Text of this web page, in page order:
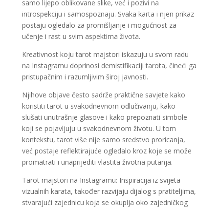
samo lijepo oblikovane slike, već i pozivi na
introspekciju i samospoznaju. Svaka karta i njen prikaz
postaju ogledalo za promišljanje i mogućnost za
učenje i rast u svim aspektima života.
Kreativnost koju tarot majstori iskazuju u svom radu
na Instagramu doprinosi demistifikaciji tarota, čineći ga
pristupačnim i razumljivim široj javnosti.
Njihove objave često sadrže praktične savjete kako
koristiti tarot u svakodnevnom odlučivanju, kako
slušati unutrašnje glasove i kako prepoznati simbole
koji se pojavljuju u svakodnevnom životu. U tom
kontekstu, tarot više nije samo sredstvo proricanja,
već postaje reflektirajuće ogledalo kroz koje se može
promatrati i unaprijediti vlastita životna putanja.
Tarot majstori na Instagramu: Inspiracija iz svijeta
vizualnih karata, također razvijaju dijalog s pratiteljima,
stvarajući zajednicu koja se okuplja oko zajedničkog